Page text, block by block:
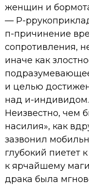
женщин и
— Р-
п-причинение
сопротивления,
иначе как
и целью
над и-
Неизвестно, чем
насилия», как
зазвонил
глубокий пиетет
к ярчайшему
драка была